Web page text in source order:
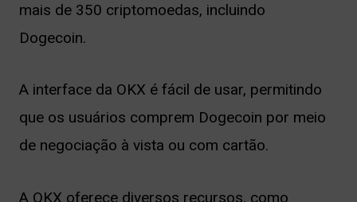
mais de 350 criptomoedas, incluindo
Dogecoin.
A interface da OKX é fácil de usar, permitindo
que os usuários comprem Dogecoin por meio
de negociação à vista ou com cartão.
A OKX oferece diversos recursos, como